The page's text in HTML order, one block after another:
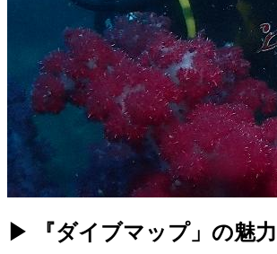
▶ 『ダイブマップ」の魅力